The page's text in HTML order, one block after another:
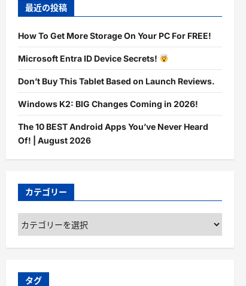
最近の投稿
How To Get More Storage On Your PC For FREE!
Microsoft Entra ID Device Secrets!
Don’t Buy This Tablet Based on Launch Reviews.
Windows K2: BIG Changes Coming in 2026!
The 10 BEST Android Apps You’ve Never Heard
Of! | August 2026
カテゴリー
カ
テ
ゴ
ー
タグ